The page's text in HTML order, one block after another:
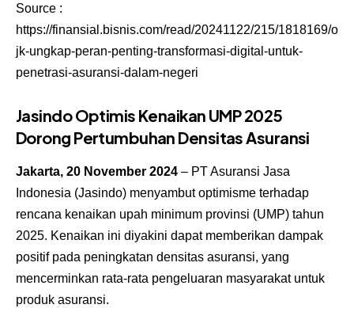
Source :
https://finansial.bisnis.com/read/20241122/215/1818169/o
jk-ungkap-peran-penting-transformasi-digital-untuk-
penetrasi-asuransi-dalam-negeri
Jasindo Optimis Kenaikan UMP 2025
Dorong Pertumbuhan Densitas Asuransi
Jakarta, 20 November 2024 – PT Asuransi Jasa
Indonesia (Jasindo) menyambut optimisme terhadap
rencana kenaikan upah minimum provinsi (UMP) tahun
2025. Kenaikan ini diyakini dapat memberikan dampak
positif pada peningkatan densitas asuransi, yang
mencerminkan rata-rata pengeluaran masyarakat untuk
produk asuransi.